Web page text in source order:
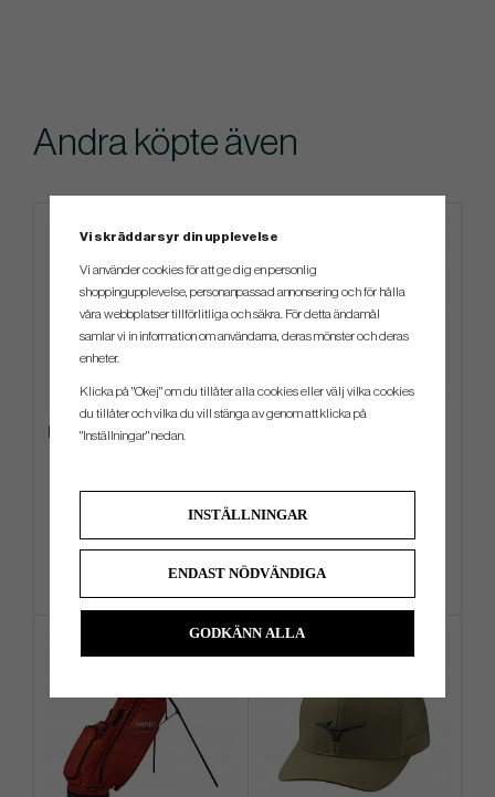
Andra köpte även
Evnroll Neo Classic ER2 Black
Info Köp Info Köp
Vi skräddarsyr din upplevelse
Vi använder cookies för att ge dig en personlig
shoppingupplevelse, personanpassad annonsering och för hålla
våra webbplatser tillförlitliga och säkra. För detta ändamål
samlar vi in information om användarna, deras mönster och deras
enheter.
Klicka på "Okej" om du tillåter alla cookies eller välj vilka cookies
du tillåter och vilka du vill stänga av genom att klicka på
"Inställningar" nedan.
INSTÄLLNINGAR
ENDAST NÖDVÄNDIGA
GODKÄNN ALLA